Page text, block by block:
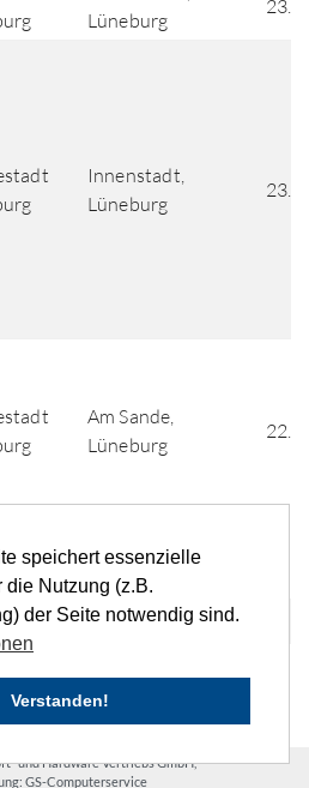
speichert essenzielle
die Nutzung (z.B.
der Seite notwendig sind.
Verstanden!
Lüneburg
Innenstadt,
Lüneburg
Am Sande,
Lüneburg
2 3 4 5 ... ›
und Hardware Vertriebs GmbH,
GS-Computerservice